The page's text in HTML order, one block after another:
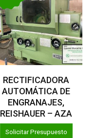
Leer Más
RECTIFICADORA
AUTOMÁTICA DE
ENGRANAJES,
REISHAUER – AZA
Solicitar Presupuesto